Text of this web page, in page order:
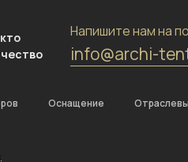
Напишите нам на
info@archi-
Оснащение